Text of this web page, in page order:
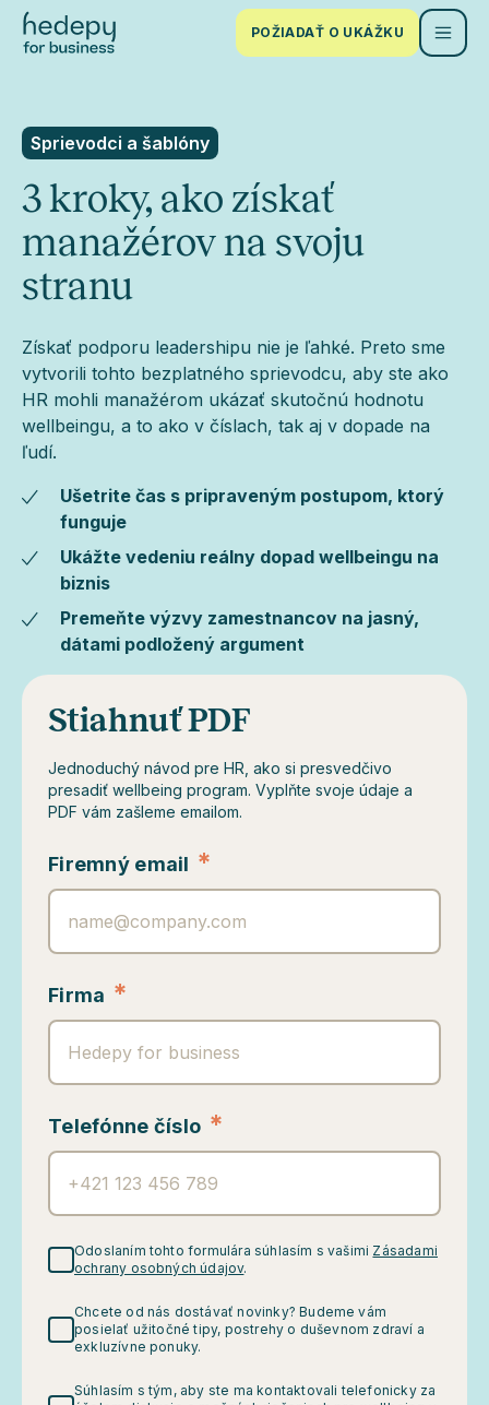
POŽIADAŤ O UKÁŽKU
Sprievodci a šablóny
3 kroky, ako získať
manažérov na svoju
stranu
Získať podporu leadershipu nie je ľahké. Preto sme
vytvorili tohto bezplatného sprievodcu, aby ste ako
HR mohli manažérom ukázať skutočnú hodnotu
wellbeingu, a to ako v číslach, tak aj v dopade na
ľudí.
Ušetrite čas s pripraveným postupom, ktorý
funguje
Ukážte vedeniu reálny dopad wellbeingu na
biznis
Premeňte výzvy zamestnancov na jasný,
dátami podložený argument
Stiahnuť PDF
Jednoduchý návod pre HR, ako si presvedčivo
presadiť wellbeing program. Vyplňte svoje údaje a
PDF vám zašleme emailom.
Firemný email *
Firma *
Telefónne číslo *
Odoslaním tohto formulára súhlasím s vašimi Zásadami
ochrany osobných údajov.
Chcete od nás dostávať novinky? Budeme vám
posielať užitočné tipy, postrehy o duševnom zdraví a
exkluzívne ponuky.
Súhlasím s tým, aby ste ma kontaktovali telefonicky za